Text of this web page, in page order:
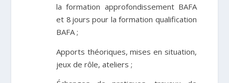
la formation approfondissement BAFA
et 8 jours pour la formation qualification
BAFA ;
Apports théoriques, mises en situation,
jeux de rôle, ateliers ;